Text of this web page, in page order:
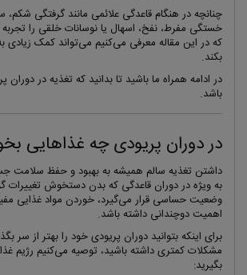
چنانچه در هنگام قاعدگی علائمی مانند گرفتگی شکم،
خستگی مفرط، نفخ، اسهال یا نوسانات خلقی را تجربه
که در این مقاله معرفی می‌کنیم می‌تواند کمک زیادی
بکند.
در ادامه همراه ما باشید تا بدانید که تغذیه در دوران
باشد.
در دوران پریودی چه غذاهایی
داشتن تغذیه سالم همیشه به بهبود و حفظ سلامت
به ویژه در دوران قاعدگی که بدن دستخوش تغییرات
وضعیت حساسی قرار می‌گیرد، خوردن مواد غذایی
اهمیت دوچندانی داشته باشد.
برای اینکه بتوانید دوران پریودی خود را بهتر از سر
مشکلات کمتری داشته باشید، توصیه می‌کنیم رژیم
بگیرید: